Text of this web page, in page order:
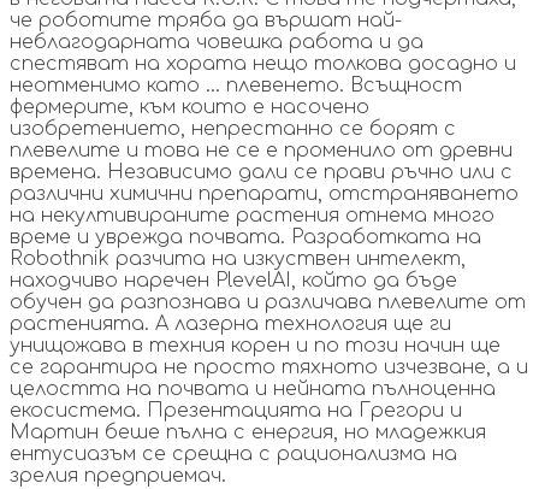
че роботите тряба да вършат най-
неблагодарната човешка работа и да
спестяват на хората нещо толкова досадно и
неотменимо като … плевенето. Всъщност
фермерите, към които е насочено
изобретението, непрестанно се борят с
плевелите и това не се е променило от древни
времена. Независимо дали се прави ръчно или с
различни химични препарати, отстраняването
на некултивираните растения отнема много
време и уврежда почвата. Разработката на
Robothnik разчита на изкуствен интелект,
находчиво наречен PlevelAI, който да бъде
обучен да разпознава и различава плевелите от
растенията. А лазерна технология ще ги
унищожава в техния корен и по този начин ще
се гарантира не просто тяхното изчезване, а и
целостта на почвата и нейната пълноценна
екосистема. Презентацията на Грегори и
Мартин беше пълна с енергия, но младежкия
ентусиазъм се срещна с рационализма на
зрелия предприемач.